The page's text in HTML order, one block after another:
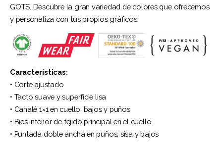
GOTS. Descubre la gran variedad de colores que ofrecemos
y personaliza con tus propios gráficos.
Características:
• Corte ajustado
• Tacto suave y superficie lisa
• Canalé 1×1 en cuello, bajos y puños
• Bies interior de tejido principal en el cuello
• Puntada doble ancha en puños, sisa y bajos